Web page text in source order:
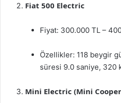
Fiat 500 Electric
Fiyat: 300.000 TL –
Özellikler: 118 beygir
süresi 9.0 saniye, 320
Mini Electric (Mini Cooper